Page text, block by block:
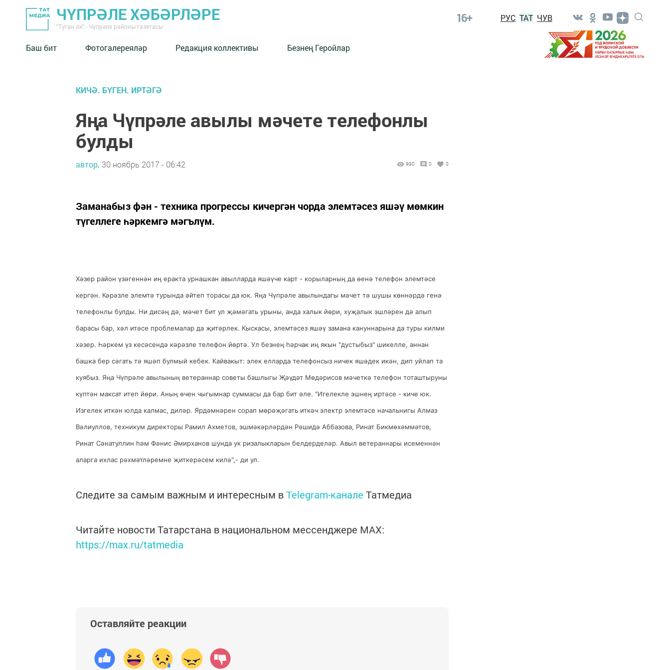
ЧҮПРӘЛЕ ХӘБӘРЛӘРЕ
"Туган як" - Чүпрәле районы газетасы
16+ РУС ТАТ ЧУВ
Баш бит Фотогалереяләр Редакция коллективы Безнең Геройлар
КИЧӘ. БҮГЕН. ИРТӘГӘ
Яңа Чүпрәле авылы мәчете телефонлы
булды
автор, 30 ноябрь 2017 - 06:42 990 0 0
Заманабыз фән - техника прогрессы кичергән чорда элемтәсез яшәү мөмкин
түгеллеге һәркемгә мәгълүм.
Хәзер район үзәгеннән иң еракта урнашкан авылларда яшәүче карт - корыларның да өенә телефон элемтәсе
кергән. Кәрәзле элемтә турында әйтеп торасы да юк. Яңа Чүпрәле авылындагы мәчет тә шушы көннәрдә генә
телефонлы булды. Ни дисәң дә, мәчет бит ул җәмәгать урыны, анда халык йөри, хуҗалык эшләрен дә алып
барасы бар, хәл итәсе проблемалар да җитәрлек. Кыскасы, элемтәсез яшәү замана кануннарына да туры килми
хәзер. Һәркем үз кесәсендә кәрәзле телефон йөртә. Ул безнең һәрчак иң якын "дустыбыз" шикелле, аннан
башка бер сәгать тә яшәп булмый кебек. Кайвакыт: элек елларда телефонсыз ничек яшәдек икән, дип уйлап та
куябыз. Яңа Чүпрәле авылының ветераннар советы башлыгы Җәүдәт Мөдәрисов мәчеткә телефон тоташтыруны
күптән максат итеп йөри. Аның өчен чыгымнар суммасы да бар бит әле. "Игелекле эшнең иртәсе - киче юк.
Изгелек иткән юлда калмас, диләр. Ярдәмнәрен сорап мөрәҗәгать иткәч электр элемтәсе начальнигы Алмаз
Вәлиуллов, техникум директоры Рамил Ахметов, эшмәкәрләрдән Рәшидә Аббазова, Ринат Бикмөхәммәтов,
Ринат Сәнатуллин һәм Фәнис Әмирханов шунда ук ризалыкларын белдерделәр. Авыл ветераннары исеменнән
аларга ихлас рәхмәтләремне җиткерәсем килә",- ди ул.
Следите за самым важным и интересным вTelegram-канале Татмедиа
Читайте новости Татарстана в национальном мессенджере MАХ:
https://max.ru/tatmedia
Оставляйте реакции